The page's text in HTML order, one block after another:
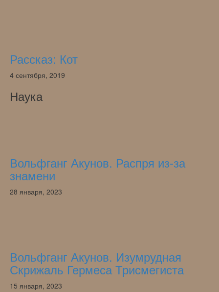
Рассказ: Кот
4 сентября, 2019
Наука
Вольфганг Акунов. Распря из-за
знамени
28 января, 2023
Вольфганг Акунов. Изумрудная
Скрижаль Гермеса Трисмегиста
15 января, 2023